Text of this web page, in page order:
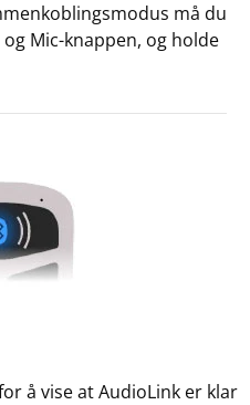
må du
Mic-knappen, og holde
å vise at AudioLink er klar